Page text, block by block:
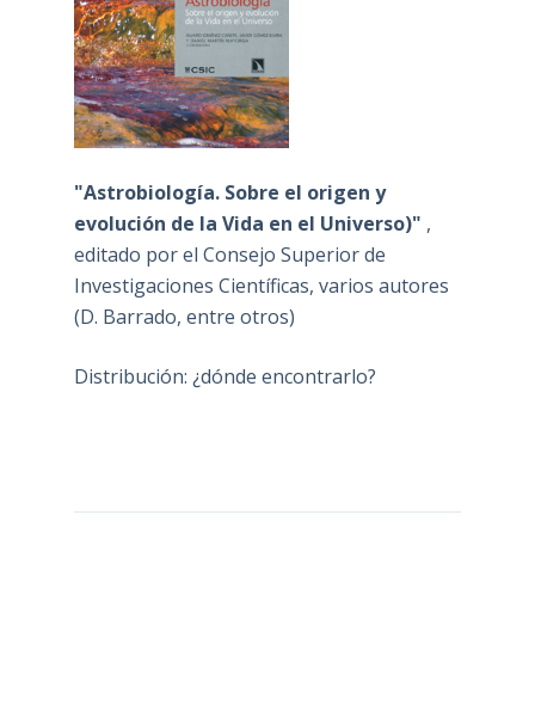
"Astrobiología. Sobre el origen y
evolución de la Vida en el Universo)" ,
editado por el Consejo Superior de
Investigaciones Científicas, varios autores
(D. Barrado, entre otros)
Distribución: ¿dónde encontrarlo?